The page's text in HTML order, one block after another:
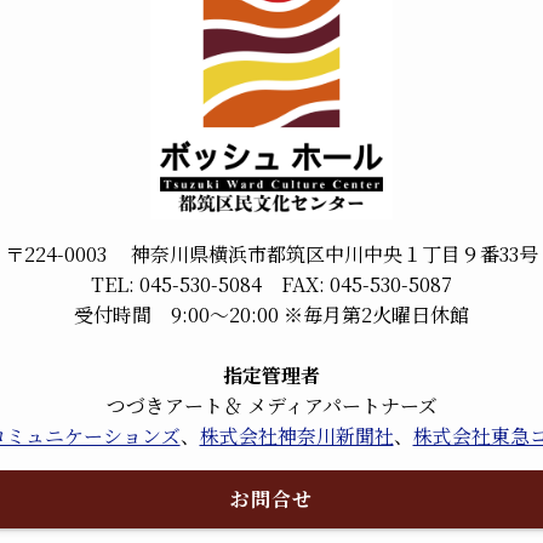
〒224-0003 神奈川県横浜市都筑区中川中央１丁目９番33号
TEL: 045-530-5084 FAX: 045-530-5087
受付時間 9:00～20:00 ※毎月第2火曜日休館
指定管理者
つづきアート＆ メディアパートナーズ
ュニケーションズ、 株式会社神奈川新聞社、 株式会社東急
お問合せ